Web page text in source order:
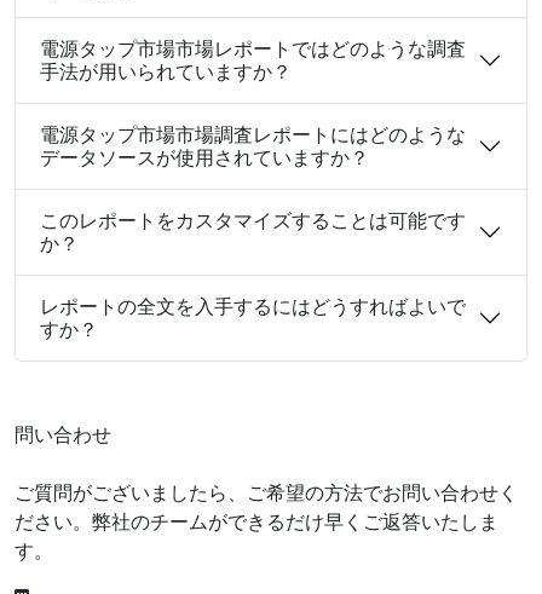
電源タップ市場市場レポートではどのような調査
手法が用いられていますか？
電源タップ市場市場調査レポートにはどのような
データソースが使用されていますか？
このレポートをカスタマイズすることは可能です
か？
レポートの全文を入手するにはどうすればよいで
すか？
問い合わせ
ご質問がございましたら、ご希望の方法でお問い合わせく
ださい。弊社のチームができるだけ早くご返答いたしま
す。